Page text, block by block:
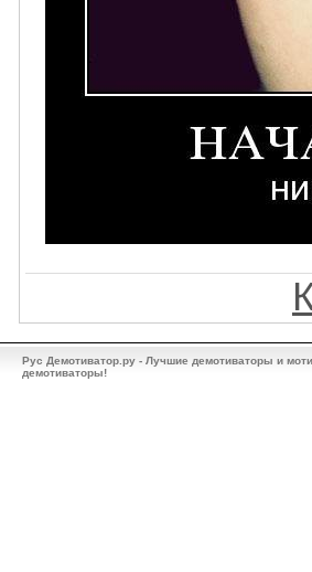
Рус Демотиватор.ру - Лучшие демотиваторы и
демотиваторы!